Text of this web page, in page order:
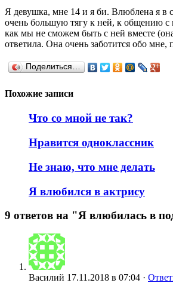
Я девушка, мне 14 и я би. Влюблена я в
очень большую тягу к ней, к общению с
как мы не сможем быть с ней вместе
ответила. Она очень заботится обо мне,
Поделиться…
Похожие записи
Что со мной не так?
Нравится одноклассник
Не знаю, что мне делать
Я влюбился в актрису
9 ответов на "Я влюбилась в
Василий 17.11.2018 в 07:04 ·